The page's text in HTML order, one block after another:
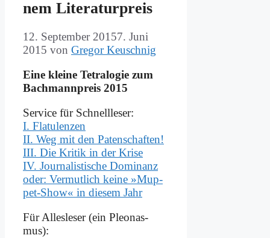
nem Li­te­ra­tur­preis
12. September 20157. Juni
2015 von Gregor Keuschnig
Ei­ne klei­ne Te­tra­lo­gie zum
Bach­mann­preis 2015
Ser­vice für Schnell­leser:
I. Fla­tu­len­zen
II. Weg mit den Pa­ten­schaf­ten!
III. Die Kri­tik in der Kri­se
IV. Jour­na­li­sti­sche Do­mi­nanz
oder: Ver­mut­lich kei­ne »Mup­
pet-Show« in die­sem Jahr
Für Al­les­le­ser (ein Pleo­nas­
mus):